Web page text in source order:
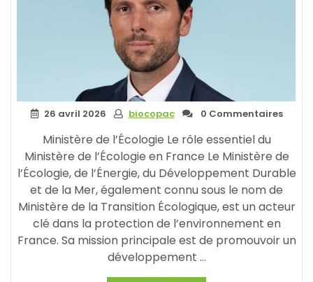
26 avril 2026 biocopac 0 Commentaires
Ministère de l’Écologie Le rôle essentiel du
Ministère de l’Écologie en France Le Ministère de
l’Écologie, de l’Énergie, du Développement Durable
et de la Mer, également connu sous le nom de
Ministère de la Transition Écologique, est un acteur
clé dans la protection de l’environnement en
France. Sa mission principale est de promouvoir un
développement …